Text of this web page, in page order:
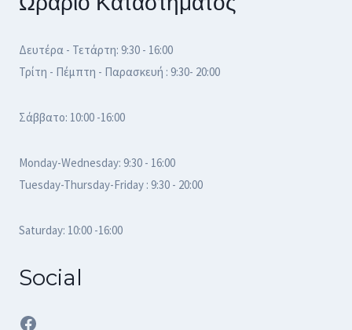
Δευτέρα - Τετάρτη: 9:30 - 16:00
Τρίτη - Πέμπτη - Παρασκευή : 9:30- 20:00
Σάββατο: 10:00 -16:00
Monday-Wednesday: 9:30 - 16:00
Tuesday-Thursday-Friday : 9:30 - 20:00
Saturday: 10:00 -16:00
Social
Facebook